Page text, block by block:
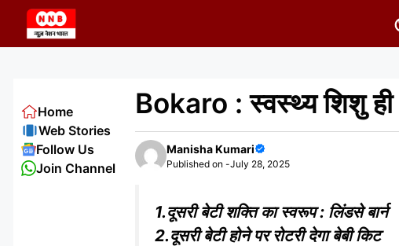
content
Bokaro : स्वस्थ्य शिशु ही
Manisha Kumari
Published on -July 28, 2025
1.दूसरी बेटी शक्ति का स्वरूप : लिंडसे बार्न
2.दूसरी बेटी होने पर रोटरी देगा बेबी किट
Home
Web Stories
Follow Us
Join Channel